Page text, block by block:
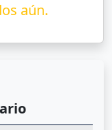
aún.